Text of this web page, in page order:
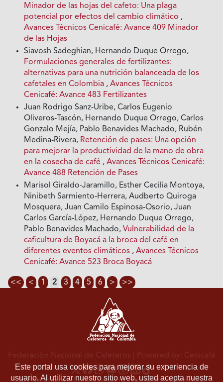
Minador de las hojas del cafeto: Una plaga
potencial por efectos del cambio climático ,
Avances Técnicos Cenicafé: Avance 409 Minador
de las Hojas
Siavosh Sadeghian, Hernando Duque Orrego,
Formulaciones generales de fertilizantes:
alternativas para una nutrición balanceada de los
cafetales en Colombia ,Avances Técnicos
Cenicafé: Avance 483 Fertilizantes
Juan Rodrigo Sanz-Uribe, Carlos Eugenio
Oliveros-Tascón, Hernando Duque Orrego, Carlos
Gonzalo Mejía, Pablo Benavides Machado, Rubén
Medina-Rivera, Retención de pases: Una opción
para mejorar la productividad de la mano de obra
en la cosecha de café ,Avances Técnicos Cenicafé:
Avance 488 Retención de Pases
Marisol Giraldo-Jaramillo, Esther Cecilia Montoya,
Ninibeth Sarmiento-Herrera, Audberto Quiroga
Mosquera, Juan Camilo Espinosa-Osorio, Juan
Carlos García-López, Hernando Duque Orrego,
Pablo Benavides Machado,Vulnerabilidad de la
caficultura de Boyacá a la broca del café en
diferentes eventos climáticos ,Avances Técnicos
Cenicafé: Avance 523 Broca Boyacá
<< < 1 2 3 4 5 6 > >>
Este portal usa cookies para mejorar su experiencia de
usuario. Al utilizar nuestro sitio web, usted acepta nuestra
Federación Nacional de Cafeteros | Powered by: Cenicafé